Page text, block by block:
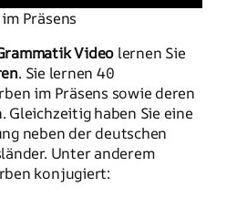
Präsens
Video lernen Sie
. Sie lernen 40
im Präsens sowie deren
Gleichzeitig haben Sie eine
neben der deutschen
Unter anderem
konjugiert: